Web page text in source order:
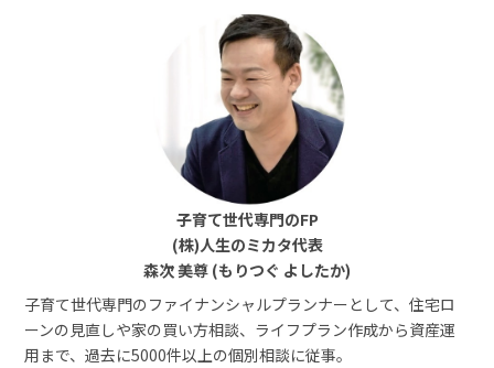
子育て世代専門のFP
(株)人生のミカタ代表
森次 美尊 (もりつぐ よしたか)
子育て世代専門のファイナンシャルプランナーとして、住宅ロ
ーンの見直しや家の買い方相談、ライフプラン作成から資産運
用まで、過去に5000件以上の個別相談に従事。